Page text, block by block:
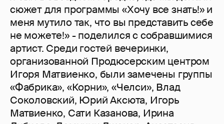
сюжет для программы «Хочу все знать!» и
меня мутило так, что вы представить себе
не можете!» - поделился с собравшимися
артист. Среди гостей вечеринки,
организованной Продюсерским центром
Игоря Матвиенко, были замечены группы
«Фабрика», «Корни», «Челси», Влад
Соколовский, Юрий Аксюта, Игорь
Матвиенко, Сати Казанова, Ирина